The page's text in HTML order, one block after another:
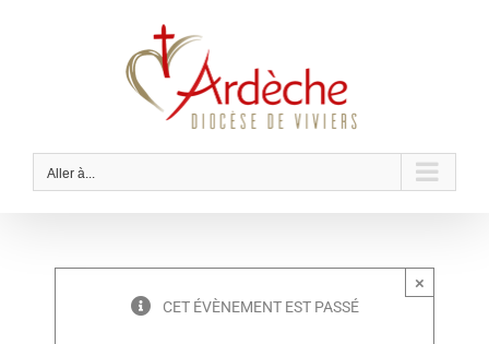
Aller à...
×
CET ÉVÈNEMENT EST PASSÉ